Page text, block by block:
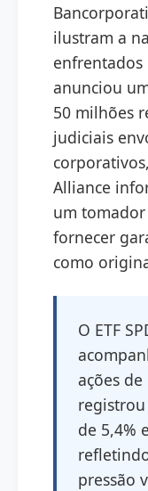
ilustram a
enfrentados
anunciou
50 milhões
judiciais
Alliance
um
fornecer
como
O ETF
ações
de 5,4%
pressão